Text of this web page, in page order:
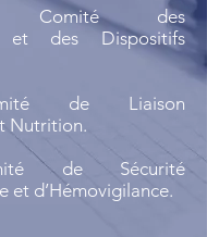
Comité des
et des Dispositifs
de Liaison
Nutrition.
de Sécurité
et d’Hémovigilance.